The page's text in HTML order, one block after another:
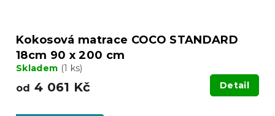
Kokosová matrace COCO STANDARD
18cm 90 x 200 cm
Skladem (1 ks)
od 4 061 Kč Detail